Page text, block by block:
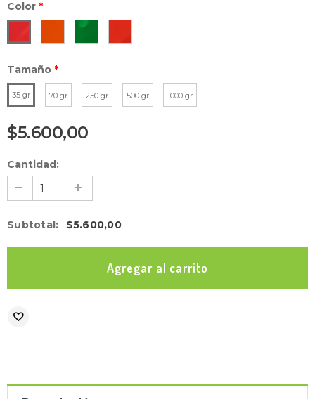
Color *
Tamaño *
35 gr 70 gr 250 gr 500 gr 1000 gr
$5.600,00
Cantidad:
Subtotal : $5.600,00